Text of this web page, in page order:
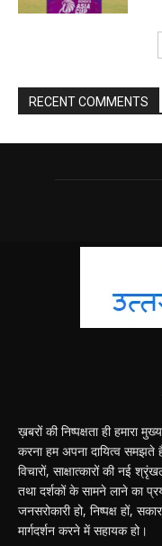
RECENT COMMENTS
ख़बरों की निष्पक्षता ही हमारा
करना हम अपना दायित्व समझते है,
विचारों, साक्षात्कारों की नई
तथा दर्शकों के सामने लाने का
जनसरोकारी हो, निष्पक्ष हों,
मार्गदर्शन करने में सहायक हो।